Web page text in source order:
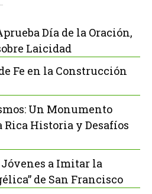
Día de la Oración,
Laicidad
Fe en la Construcción
Un Monumento
Historia y Desafíos
a Imitar la
de San Francisco